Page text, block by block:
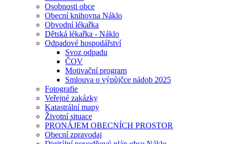
Osobnosti obce
Obecní knihovna Náklo
Obvodní lékařka
Dětská lékařka - Náklo
Odpadové hospodářství
Svoz odpadu
ČOV
Motivační program
Smlouva o výpůjčce nádob 2025
Fotografie
Veřejné zakázky
Katastrální mapy
Životní situace
PRONÁJEM OBECNÍCH PROSTOR
Obecní zpravodaj